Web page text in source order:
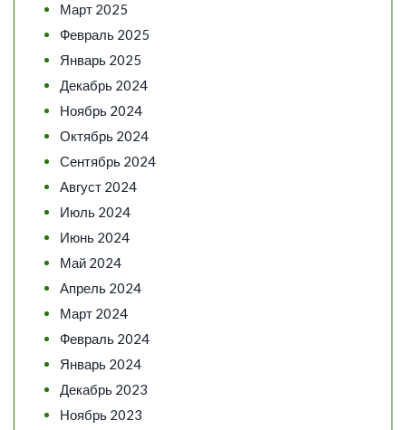
Март 2025
Февраль 2025
Январь 2025
Декабрь 2024
Ноябрь 2024
Октябрь 2024
Сентябрь 2024
Август 2024
Июль 2024
Июнь 2024
Май 2024
Апрель 2024
Март 2024
Февраль 2024
Январь 2024
Декабрь 2023
Ноябрь 2023